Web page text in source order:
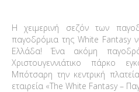
Η χειμερινή σεζόν των
παγοδρόμια της White Fantasy
Ελλάδα! Ένα ακόμη
Χριστουγεννιάτικο πάρκο
Μπότσαρη την κεντρική
εταιρεία «The White Fantasy –